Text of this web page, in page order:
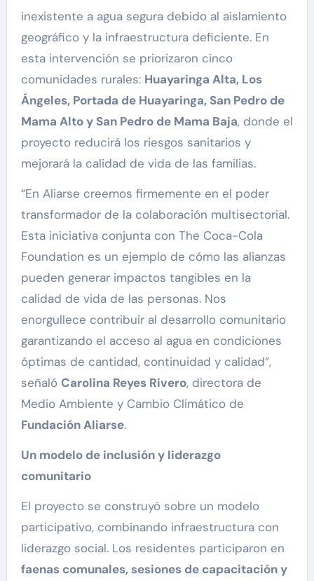
inexistente a agua segura debido al aislamiento
geográfico y la infraestructura deficiente. En
esta intervención se priorizaron cinco
comunidades rurales: Huayaringa Alta, Los
Ángeles, Portada de Huayaringa, San Pedro de
Mama Alto y San Pedro de Mama Baja, donde el
proyecto reducirá los riesgos sanitarios y
mejorará la calidad de vida de las familias.
“En Aliarse creemos firmemente en el poder
transformador de la colaboración multisectorial.
Esta iniciativa conjunta con The Coca-Cola
Foundation es un ejemplo de cómo las alianzas
pueden generar impactos tangibles en la
calidad de vida de las personas. Nos
enorgullece contribuir al desarrollo comunitario
garantizando el acceso al agua en condiciones
óptimas de cantidad, continuidad y calidad”,
señaló Carolina Reyes Rivero, directora de
Medio Ambiente y Cambio Climático de
Fundación Aliarse.
Un modelo de inclusión y liderazgo
comunitario
El proyecto se construyó sobre un modelo
participativo, combinando infraestructura con
liderazgo social. Los residentes participaron en
faenas comunales, sesiones de capacitación y